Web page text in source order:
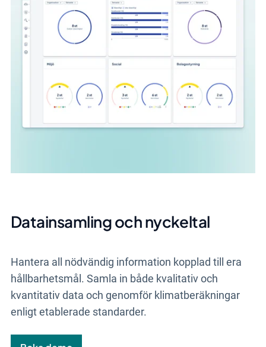
Datainsamling och nyckeltal
Hantera all nödvändig information kopplad till era
hållbarhetsmål. Samla in både kvalitativ och
kvantitativ data och genomför klimatberäkningar
enligt etablerade standarder.​